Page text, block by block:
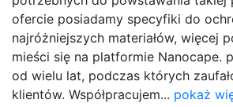
ofercie posiadamy specyfiki do
najróżniejszych materiałów, więcej
mieści się na platformie Nanocape.
od wielu lat, podczas których
klientów. Współpracujem... pokaż